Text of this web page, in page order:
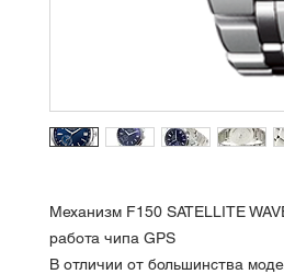
Механизм F150 SATELLITE
работа чипа GPS
В отличии от большинства